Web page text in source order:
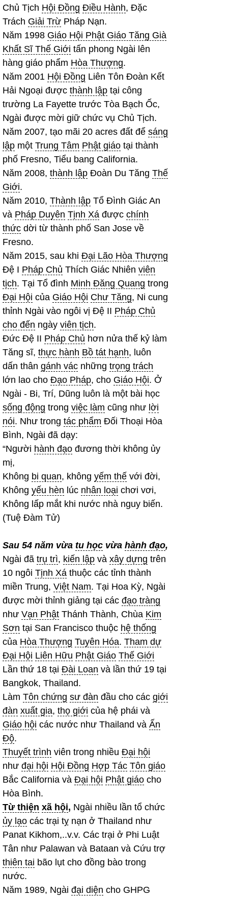
Chủ Tịch Hội Đồng Điều Hành, Đặc
Trách Giải Trừ Pháp Nạn.
Năm 1998 Giáo Hội Phật Giáo Tăng Già
Khất Sĩ Thế Giới tấn phong Ngài lên
hàng giáo phẩm Hòa Thượng.
Năm 2001 Hội Đồng Liên Tôn Đoàn Kết
Hải Ngoại được thành lập tại công
trường La Fayette trước Tòa Bạch Ốc,
Ngài được mời giữ chức vụ Chủ Tịch.
Năm 2007, tạo mãi 20 acres đất để sáng
lập một Trung Tâm Phật giáo tại thành
phố Fresno, Tiểu bang California.
Năm 2008, thành lập Đoàn Du Tăng Thế
Giới.
Năm 2010, Thành lập Tổ Đình Giác An
và Pháp Duyên Tịnh Xá được chính
thức dời từ thành phố San Jose về
Fresno.
Năm 2015, sau khi Đại Lão Hòa Thượng
Đệ I Pháp Chủ Thích Giác Nhiên viên
tịch. Tại Tổ đình Minh Đăng Quang trong
Đại Hội của Giáo Hội Chư Tăng, Ni cung
thỉnh Ngài vào ngôi vị Đệ II Pháp Chủ
cho đến ngày viên tịch.
Đức Đệ II Pháp Chủ hơn nửa thế kỷ làm
Tăng sĩ, thực hành Bồ tát hạnh, luôn
dấn thân gánh vác những trọng trách
lớn lao cho Đạo Pháp, cho Giáo Hội. Ở
Ngài - Bi, Trí, Dũng luôn là một bài học
sống động trong việc làm cũng như lời
nói. Như trong tác phẩm Đối Thoại Hòa
Bình, Ngài đã dạy:
“Người hành đạo đương thời không ủy
mị,
Không bi quan, không yếm thế với đời,
Không yếu hèn lúc nhân loại chơi vơi,
Không lấp mắt khi nước nhà nguy biến.
(Tuệ Đàm Tử)
Sau 54 năm vừa tu học vừa hành đạo,
Ngài đã trụ trì, kiến lập và xây dựng trên
10 ngôi Tịnh Xá thuộc các tỉnh thành
miền Trung, Việt Nam. Tại Hoa Kỳ, Ngài
được mời thỉnh giảng tại các đạo tràng
như Vạn Phật Thánh Thành, Chùa Kim
Sơn tại San Francisco thuộc hệ thống
của Hòa Thượng Tuyên Hóa. Tham dự
Đại Hội Liên Hữu Phật Giáo Thế Giới
Lần thứ 18 tại Đài Loan và lần thứ 19 tại
Bangkok, Thailand.
Làm Tôn chứng sư đàn đầu cho các giới
đàn xuất gia, thọ giới của hệ phái và
Giáo hội các nước như Thailand và Ấn
Độ.
Thuyết trình viên trong nhiều Đại hội
như đại hội Hội Đồng Hợp Tác Tôn giáo
Bắc California và Đại hội Phật giáo cho
Hòa Bình.
Từ thiện xã hội, Ngài nhiều lần tổ chức
ủy lạo các trại tỵ nạn ở Thailand như
Panat Kikhom,..v.v. Các trại ở Phi Luật
Tân như Palawan và Bataan và Cứu trợ
thiên tai bão lụt cho đồng bào trong
nước.
Năm 1989, Ngài đại diện cho GHPG